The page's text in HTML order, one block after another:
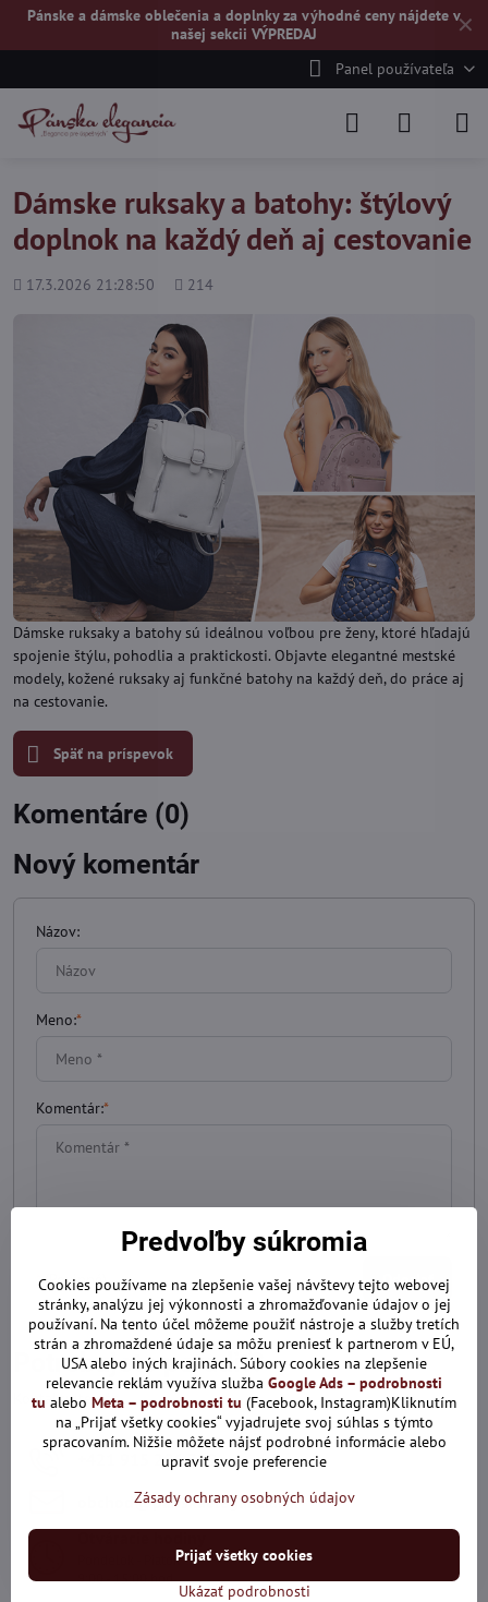
✕
Pánske a dámske oblečenia a doplnky za výhodné ceny nájdete v
našej sekcii VÝPREDAJ
Panel používateľa
Dámske ruksaky a batohy: štýlový
doplnok na každý deň aj cestovanie
Pridané
17.3.2026 21:28:50
Počet
214
Dámske ruksaky a batohy sú ideálnou voľbou pre ženy, ktoré hľadajú
spojenie štýlu, pohodlia a praktickosti. Objavte elegantné mestské
modely, kožené ruksaky aj funkčné batohy na každý deň, do práce aj
na cestovanie.
Späť na príspevok
Komentáre (0)
Nový komentár
Názov:
Meno:*
Komentár:*
*(Povinné) Odoslať
Potrebujete poradiť?
Kontaktujte nás
+421 915 286 729
obchod​@panskaelegancia​.sk
Pondelok - Piatok
9:00 - 15:00 hod
Predvoľby súkromia
Cookies používame na zlepšenie vašej návštevy tejto webovej
stránky, analýzu jej výkonnosti a zhromažďovanie údajov o jej
používaní. Na tento účel môžeme použiť nástroje a služby tretích
strán a zhromaždené údaje sa môžu preniesť k partnerom v EÚ,
USA alebo iných krajinách. Súbory cookies na zlepšenie
relevancie reklám využíva služba Google Ads – podrobnosti
tu alebo Meta – podrobnosti tu (Facebook, Instagram)Kliknutím
na „Prijať všetky cookies“ vyjadrujete svoj súhlas s týmto
spracovaním. Nižšie môžete nájsť podrobné informácie alebo
upraviť svoje preferencie
Zásady ochrany osobných údajov
Ukázať podrobnosti
Prijať všetky cookies